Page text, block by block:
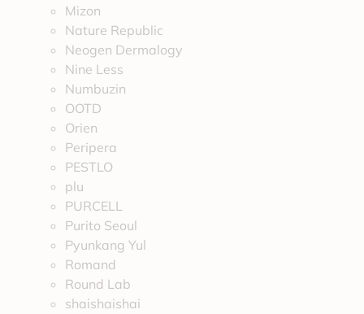
Mizon
Nature Republic
Neogen Dermalogy
Nine Less
Numbuzin
OOTD
Orien
Peripera
PESTLO
plu
PURCELL
Purito Seoul
Pyunkang Yul
Romand
Round Lab
shaishaishai